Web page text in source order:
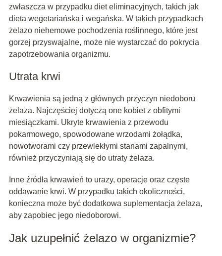
zwłaszcza w przypadku diet eliminacyjnych, takich jak
dieta wegetariańska i wegańska. W takich przypadkach
żelazo niehemowe pochodzenia roślinnego, które jest
gorzej przyswajalne, może nie wystarczać do pokrycia
zapotrzebowania organizmu.
Utrata krwi
Krwawienia są jedną z głównych przyczyn niedoboru
żelaza. Najczęściej dotyczą one kobiet z obfitymi
miesiączkami. Ukryte krwawienia z przewodu
pokarmowego, spowodowane wrzodami żołądka,
nowotworami czy przewlekłymi stanami zapalnymi,
również przyczyniają się do utraty żelaza.
Inne źródła krwawień to urazy, operacje oraz częste
oddawanie krwi. W przypadku takich okoliczności,
konieczna może być dodatkowa suplementacja żelaza,
aby zapobiec jego niedoborowi.
Jak uzupełnić żelazo w organizmie?